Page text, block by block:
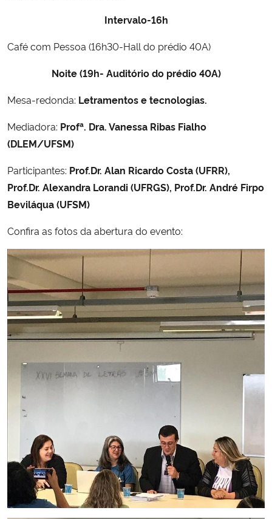
Intervalo-16h
Café com Pessoa (16h30-Hall do prédio 40A)
Noite (19h- Auditório do prédio 40A)
Mesa-redonda: Letramentos e tecnologias.
Mediadora: Profª. Dra. Vanessa Ribas Fialho
(DLEM/UFSM)
Participantes: Prof.Dr. Alan Ricardo Costa (UFRR),
Prof.Dr. Alexandra Lorandi (UFRGS), Prof.Dr. André Firpo
Beviláqua (UFSM)
Confira as fotos da abertura do evento: